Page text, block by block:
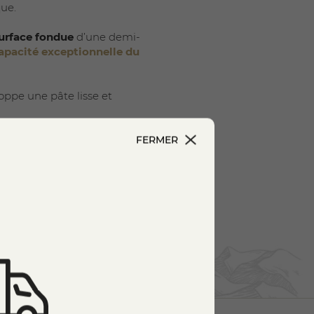
fondue d’une demi-
exceptionnelle du
une pâte lisse et
en
l’utilisation
être dégustée
FERMER